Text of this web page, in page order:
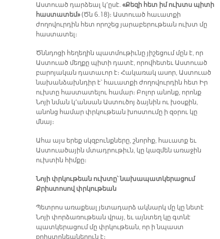
Աստուած դարձեալ կ՚ըսէ. «Քեզի հետ իմ ուխտս պիտի
հաստատեմ»(Ծն 6.18)։ Աստուած հաւատքի
ժողովուրդին հետ որոշեց յարաբերութեան ուխտ մը
հաստատել։
Ծննդոցի հեղեղին պատմութիւնը յիշեցում մըն է, որ
Աստուած մեղքը պիտի դատէ, որովհետեւ Աստուած
բարոյական դատաւոր է։ Հակառակ ասոր, Աստուած
նախանձախնդիր է՝ հաւատքի ժողովուրդին հետ Իր
ուխտը հաստատելու համար։ Բոլոր անոնք, որոնք
Նոյի նման կ՚անսան Աստուծոյ ձայնին ու խօսքին,
անոնց համար փրկութեան խոստումը ի զօրու կը
մնայ։
Ահա այս երեք սկզբունքները, շնորհք, հաւատք եւ
Աստուածային մտադրութիւն, կը կազմեն առաջին
ուխտին հիմքը։
Նոյի փրկութեան ուխտը՝ նախապատկերացում
Քրիստոսով փրկութեան
Պետրոս առաքեալ յետադարձ ակնարկ մը կը նետէ
Նոյի փորձառութեան վրայ, եւ այնտեղ կը գտնէ
պատկերացում մը փրկութեան, որ ի նպաստ
քրիստոնեաներուն է։